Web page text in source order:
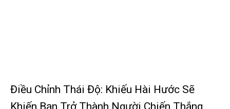
Điều Chỉnh Thái Độ: Khiếu Hài Hước Sẽ
Khiến Bạn Trở Thành Người Chiến Thắng